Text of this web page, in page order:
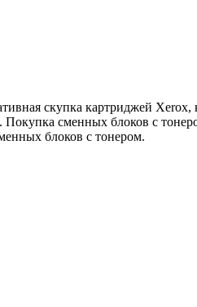
скупка картриджей
сменных блоков с
блоков с тонером.